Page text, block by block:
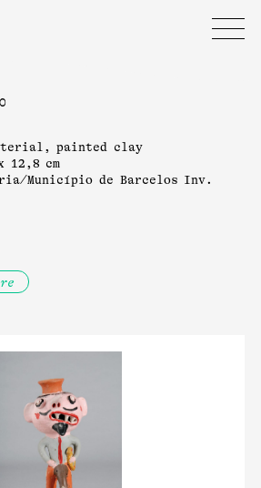
painted clay
12,8 cm
Município de Barcelos Inv.